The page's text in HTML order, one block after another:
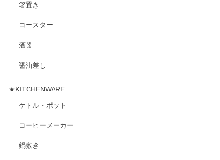
箸置き
コースター
酒器
醤油差し
★KITCHENWARE
ケトル・ポット
コーヒーメーカー
鍋敷き